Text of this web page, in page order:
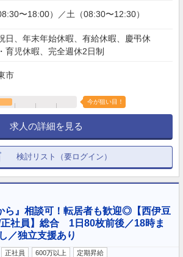
〜18:00）／土（08:30〜12:30）
日、年末年始休暇、有給休暇、慶弔休
育児休暇、完全週休2日制
市
今が狙い目！
求人の詳細を見る
検討リスト（要ログイン）
ら』相談可！転居者も歓迎◎【西伊豆
社員】総合 1日80枚前後／18時ま
／独立支援あり
正社員 600万以上
定期昇給